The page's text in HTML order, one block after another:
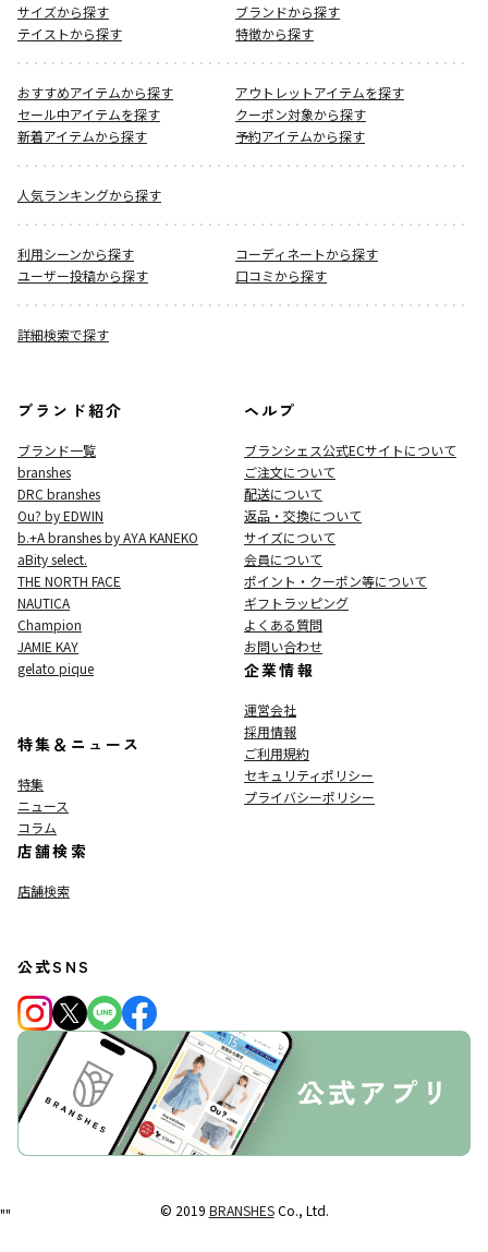
サイズから探す
ブランドから探す
テイストから探す
特徴から探す
おすすめアイテムから探す
アウトレットアイテムを探す
セール中アイテムを探す
クーポン対象から探す
新着アイテムから探す
予約アイテムから探す
人気ランキングから探す
利用シーンから探す
コーディネートから探す
ユーザー投稿から探す
口コミから探す
詳細検索で探す
ブランド紹介
ブランド一覧
branshes
DRC branshes
Ou? by EDWIN
b.+A branshes by AYA KANEKO
aBity select.
THE NORTH FACE
NAUTICA
Champion
JAMIE KAY
gelato pique
特集＆ニュース
特集
ニュース
コラム
店舗検索
店舗検索
ヘルプ
ブランシェス公式ECサイトについて
ご注文について
配送について
返品・交換について
サイズについて
会員について
ポイント・クーポン等について
ギフトラッピング
よくある質問
お問い合わせ
企業情報
運営会社
採用情報
ご利用規約
セキュリティポリシー
プライバシーポリシー
公式SNS
© 2019 BRANSHESCo., Ltd.
""